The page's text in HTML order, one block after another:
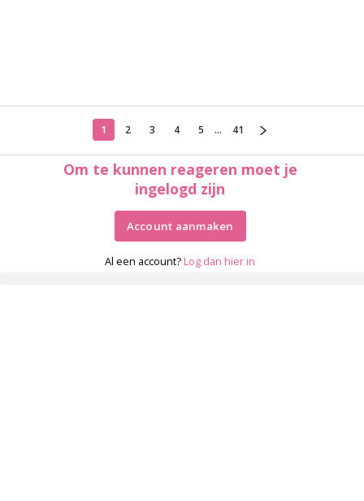
1 2 3 4 5 ... 41
Om te kunnen reageren moet je
ingelogd zijn
Account aanmaken
Al een account? Log dan hier in